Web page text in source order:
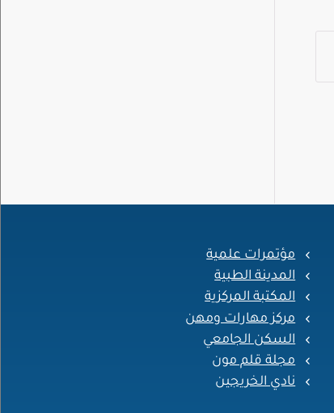
مؤتمرات علمية
المدينة الطبية
المكتبة المركزية
مركز مهارات ومهن
السكن الجامعي
مجلة قلم مون
نادي الخريجين